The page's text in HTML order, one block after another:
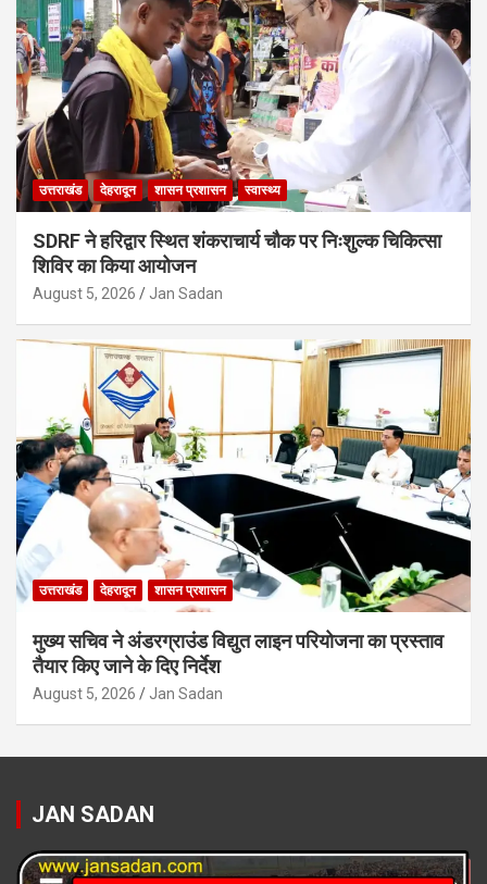
उत्तराखंड देहरादून शासन प्रशासन स्वास्थ्य
SDRF ने हरिद्वार स्थित शंकराचार्य चौक पर निःशुल्क चिकित्सा
शिविर का किया आयोजन
August 5, 2026 Jan Sadan
उत्तराखंड देहरादून शासन प्रशासन
मुख्य सचिव ने अंडरग्राउंड विद्युत लाइन परियोजना का प्रस्ताव
तैयार किए जाने के दिए निर्देश
August 5, 2026 Jan Sadan
JAN SADAN